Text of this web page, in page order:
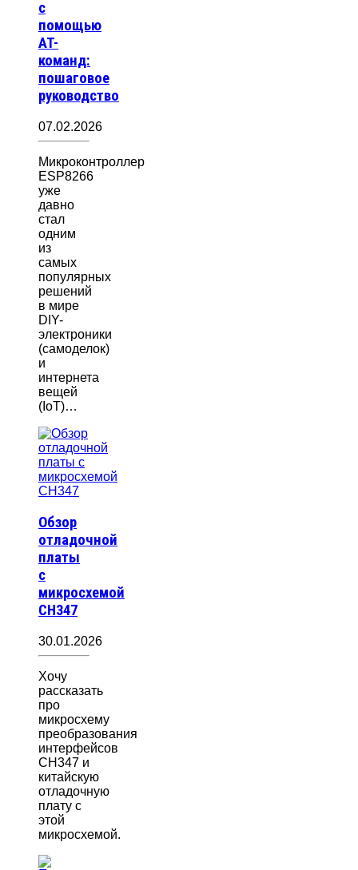
с
помощью
AT-
команд:
пошаговое
руководство
07.02.2026
Микроконтроллер
ESP8266
уже
давно
стал
одним
из
самых
популярных
решений
в мире
DIY-
электроники
(самоделок)
и
интернета
вещей
(IoT)…
Обзор
отладочной
платы
с
микросхемой
CH347
30.01.2026
Хочу
рассказать
про
микросхему
преобразования
интерфейсов
CH347 и
китайскую
отладочную
плату с
этой
микросхемой.